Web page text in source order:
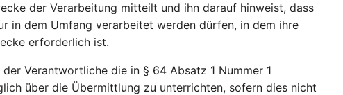
der Verarbeitung mitteilt und ihn darauf hinweist, dass
in dem Umfang verarbeitet werden dürfen, in dem ihre
erforderlich ist.
Verantwortliche die in § 64 Absatz 1 Nummer 1
über die Übermittlung zu unterrichten, sofern dies nicht